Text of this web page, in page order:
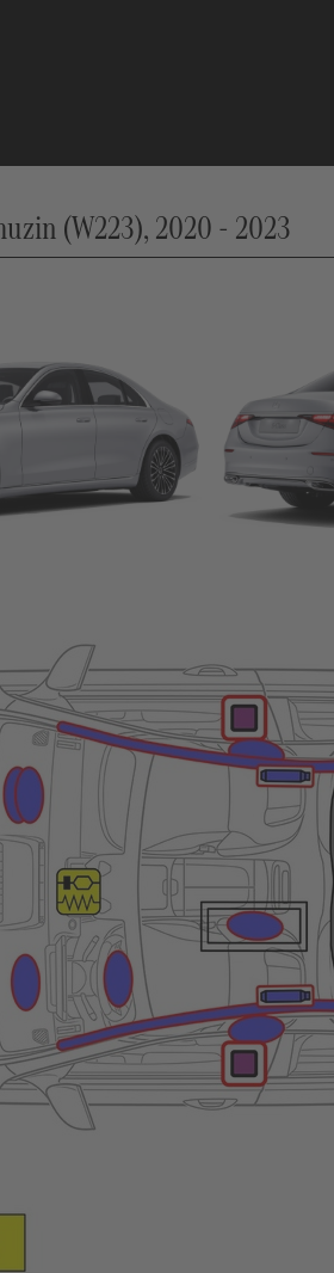
(W223), 2020 - 2023